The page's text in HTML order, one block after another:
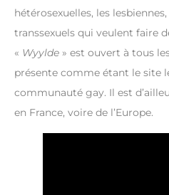
hétérosexuelles, les
transsexuels qui veulent faire
« Wyylde » est ouvert à tous
présente comme étant le site
communauté gay. Il est
en France, voire de l’Europe.